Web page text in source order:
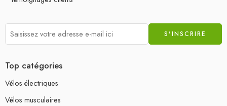
Top catégories
Vélos électriques
Vélos musculaires